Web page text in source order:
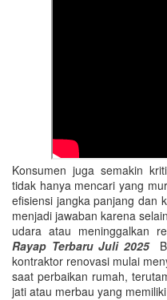
Konsumen juga semakin
tidak hanya mencari yang
efisiensi jangka panjang dan
menjadi jawaban karena
udara atau meninggalkan
Rayap Terbaru Juli 2025
kontraktor renovasi mulai
saat perbaikan rumah,
jati atau merbau yang